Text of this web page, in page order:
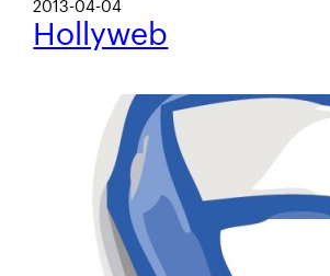
2013-04-04
Hollyweb